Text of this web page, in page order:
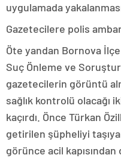
uygulamada
Gazetecilere polis
Öte yandan Bornova
Suç Önleme ve
gazetecilerin görüntü
sağlık kontrolü olacağı
kaçırdı. Önce Türkan
getirilen şüpheliyi
görünce acil